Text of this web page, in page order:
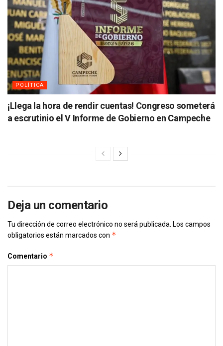
POLÍTICA
¡Llega la hora de rendir cuentas! Congreso someterá
a escrutinio el V Informe de Gobierno en Campeche
Deja un comentario
Tu dirección de correo electrónico no será publicada. Los campos
obligatorios están marcados con *
Comentario *